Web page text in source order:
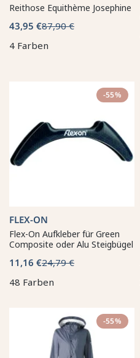
Reithose Equithème Josephine
43,95 €87,90 €
4 Farben
-55%
FLEX-ON
Flex-On Aufkleber für Green
Composite oder Alu Steigbügel
11,16 €24,79 €
48 Farben
-55%